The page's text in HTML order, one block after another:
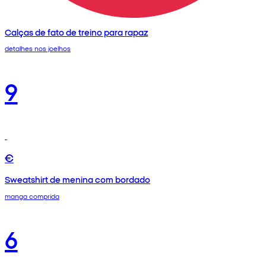
Calças de fato de treino para rapaz
detalhes nos joelhos
9
€
Sweatshirt de menina com bordado
manga comprida
6